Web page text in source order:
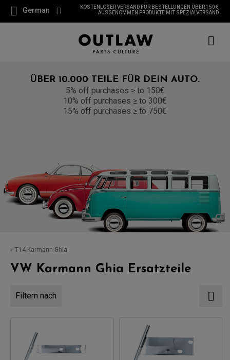
German
KOSTENLOSER VERSAND FÜR BESTELLUNGEN ÜBER 150 €,
AUSGENOMMEN PRODUKTE MIT SPEZIALVERSAND.
ÜBER 10.000 TEILE FÜR DEIN AUTO.
5% off purchases ≥ to 150€
10% off purchases ≥ to 300€
15% off purchases ≥ to 750€
T14 Karmann Ghia
VW Karmann Ghia Ersatzteile
Filtern nach